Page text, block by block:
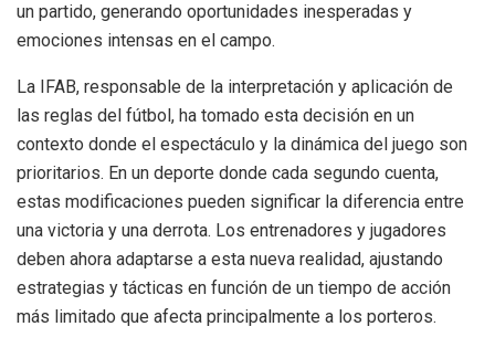
un partido, generando oportunidades inesperadas y
emociones intensas en el campo.
La IFAB, responsable de la interpretación y aplicación de
las reglas del fútbol, ha tomado esta decisión en un
contexto donde el espectáculo y la dinámica del juego son
prioritarios. En un deporte donde cada segundo cuenta,
estas modificaciones pueden significar la diferencia entre
una victoria y una derrota. Los entrenadores y jugadores
deben ahora adaptarse a esta nueva realidad, ajustando
estrategias y tácticas en función de un tiempo de acción
más limitado que afecta principalmente a los porteros.